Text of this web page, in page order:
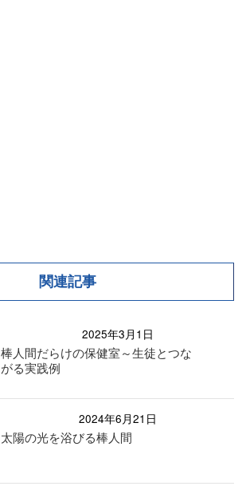
関連記事
2025年3月1日
棒人間だらけの保健室～生徒とつな
がる実践例
2024年6月21日
太陽の光を浴びる棒人間